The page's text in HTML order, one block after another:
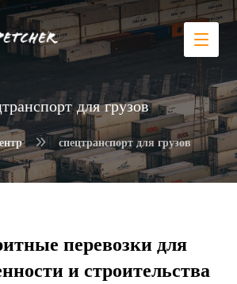
для грузов
спецтранспорт для грузов
перевозки для
и строительства